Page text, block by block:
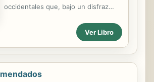
inconfesados deseos de exterminio,
sin ningún tipo de lenitivo que
pudiera atenuar el asco y la
desesperanza frente a una
por una...
occidentales que, bajo un disfraz
estructura totalitaria basada en la
explotación del hombre por el
hombre. La obra se basa en dos
hipótesis aparentemente
afirma que la sociedad industrial
Ver Libro